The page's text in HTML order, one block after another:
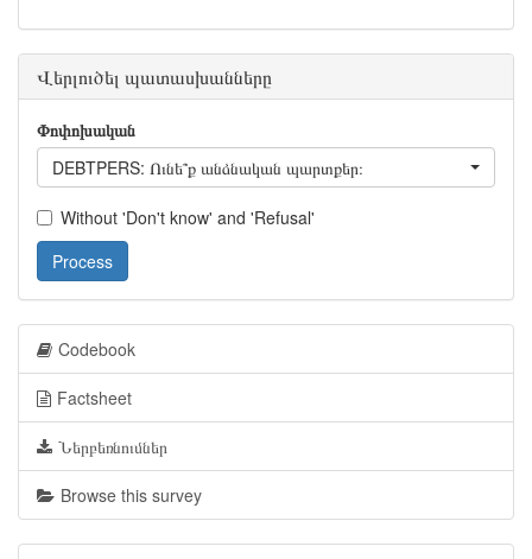
Վերլուծել պատասխանները
Փոփոխական
DEBTPERS: Ունե՞ք անձնական պարտքեր։
Without 'Don't know' and 'Refusal'
Process
Codebook
Factsheet
Ներբեռնումներ
Browse this survey